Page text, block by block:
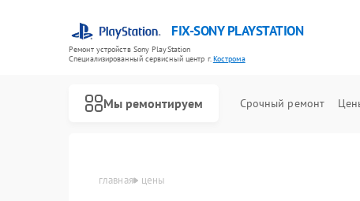
FIX-SONY PLAYSTATION
Ремонт устройств Sony PlayStation
Специализированный cервисный центр г.Кострома
Мы ремонтируем Срочный ремонт
главная цены